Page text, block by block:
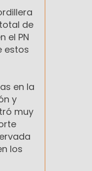
de
el PN
estos
en la
y
muy
los